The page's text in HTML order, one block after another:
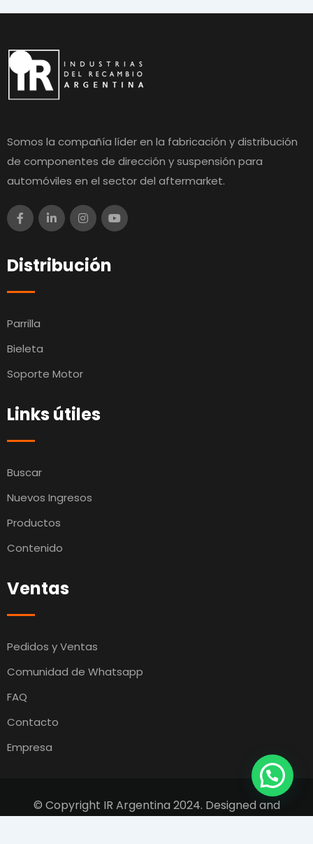
Somos la compañía líder en la fabricación y distribución
de componentes de dirección y suspensión para
automóviles en el sector del aftermarket.
Distribución
Parrilla
Bieleta
Soporte Motor
Links útiles
Buscar
Nuevos Ingresos
Productos
Contenido
Ventas
Pedidos y Ventas
Comunidad de Whatsapp
FAQ
Contacto
Empresa
© Copyright IR Argentina 2024. Designed and